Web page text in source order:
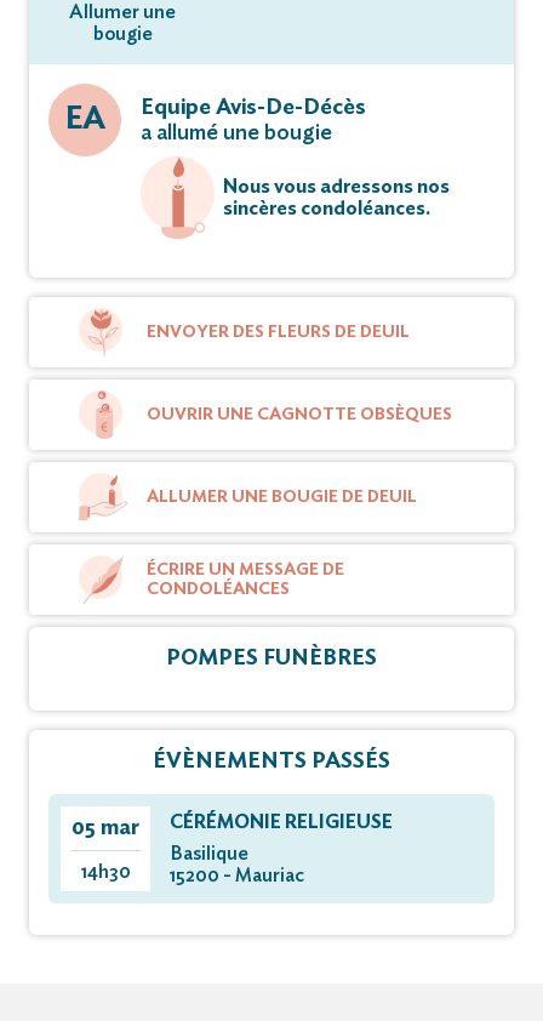
Allumer une
bougie
EA
Equipe Avis-De-Décès
a allumé une bougie
Nous vous adressons nos
sincères condoléances.
ENVOYER DES FLEURS DE DEUIL
OUVRIR UNE CAGNOTTE OBSÈQUES
ALLUMER UNE BOUGIE DE DEUIL
ÉCRIRE UN MESSAGE DE
CONDOLÉANCES
POMPES FUNÈBRES
ÉVÈNEMENTS PASSÉS
05 mar
14h30
CÉRÉMONIE RELIGIEUSE
Basilique
15200 - Mauriac